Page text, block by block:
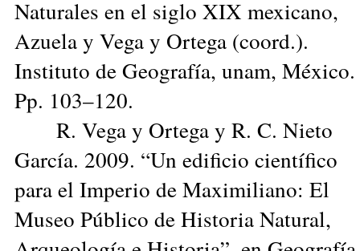
Naturales en el siglo XIX mexicano,
Azuela y Vega y Ortega (coord.).
Instituto de Geografía, unam, México.
Pp. 103–120.
R. Vega y Ortega y R. C. Nieto
García. 2009. “Un edificio científico
para el Imperio de Maximiliano: El
Museo Público de Historia Natural,